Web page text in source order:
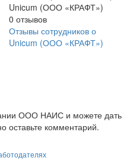
Unicum (ООО «КРАФТ»)
0 отзывов
Отзывы сотрудников о
Unicum (ООО «КРАФТ»)
ООО НАИС и можете дать
оставьте комментарий.